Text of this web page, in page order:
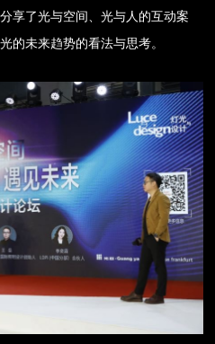
享了光与空间、光与人的互动案
的未来趋势的看法与思考。